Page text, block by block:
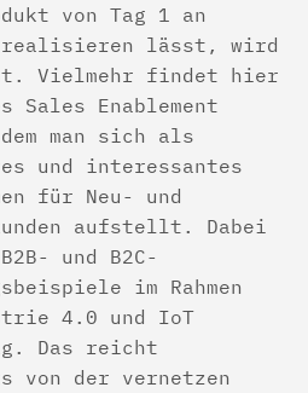
von Tag 1 an
lässt, wird
Vielmehr findet hier
Sales Enablement
man sich als
und interessantes
für Neu- und
aufstellt. Dabei
und B2C-
im Rahmen
4.0 und IoT
Das reicht
von der vernetzen